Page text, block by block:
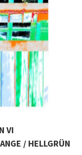
VI
/ HELLGRÜN